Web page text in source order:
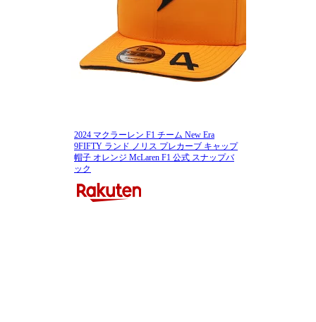
2024 マクラーレン F1 チーム New Era
9FIFTY ランド ノリス プレカーブ キャップ
帽子 オレンジ McLaren F1 公式 スナップバ
ック